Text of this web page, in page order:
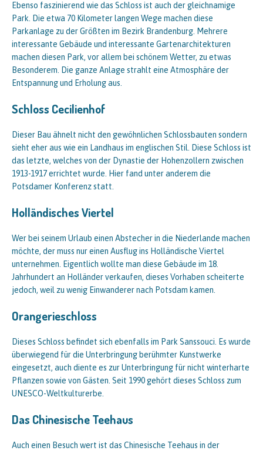
Ebenso faszinierend wie das Schloss ist auch der gleichnamige
Park. Die etwa 70 Kilometer langen Wege machen diese
Parkanlage zu der Größten im Bezirk Brandenburg. Mehrere
interessante Gebäude und interessante Gartenarchitekturen
machen diesen Park, vor allem bei schönem Wetter, zu etwas
Besonderem. Die ganze Anlage strahlt eine Atmosphäre der
Entspannung und Erholung aus.
Schloss Cecilienhof
Dieser Bau ähnelt nicht den gewöhnlichen Schlossbauten sondern
sieht eher aus wie ein Landhaus im englischen Stil. Diese Schloss ist
das letzte, welches von der Dynastie der Hohenzollern zwischen
1913-1917 errichtet wurde. Hier fand unter anderem die
Potsdamer Konferenz statt.
Holländisches Viertel
Wer bei seinem Urlaub einen Abstecher in die Niederlande machen
möchte, der muss nur einen Ausflug ins Holländische Viertel
unternehmen. Eigentlich wollte man diese Gebäude im 18.
Jahrhundert an Holländer verkaufen, dieses Vorhaben scheiterte
jedoch, weil zu wenig Einwanderer nach Potsdam kamen.
Orangerieschloss
Dieses Schloss befindet sich ebenfalls im Park Sanssouci. Es wurde
überwiegend für die Unterbringung berühmter Kunstwerke
eingesetzt, auch diente es zur Unterbringung für nicht winterharte
Pflanzen sowie von Gästen. Seit 1990 gehört dieses Schloss zum
UNESCO-Weltkulturerbe.
Das Chinesische Teehaus
Auch einen Besuch wert ist das Chinesische Teehaus in der